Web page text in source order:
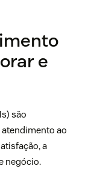
e
são
ao
a
negócio.